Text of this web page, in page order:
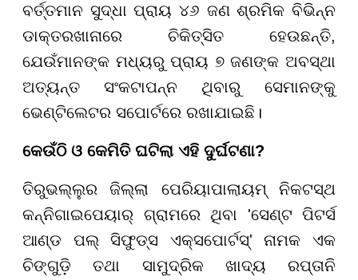
ବର୍ତ୍ତମାନ ସୁଦ୍ଧା ପ୍ରାୟ ୪୬ ଜଣ ଶ୍ରମିକ ବିଭିନ୍ନ
ଡାକ୍ତରଖାନାରେ ଚିକିତ୍ସିତ ହେଉଛନ୍ତି,
ଯେଉଁମାନଙ୍କ ମଧ୍ୟରୁ ପ୍ରାୟ ୭ ଜଣଙ୍କ ଅବସ୍ଥା
ଅତ୍ୟନ୍ତ ସଂକଟାପନ୍ନ ଥିବାରୁ ସେମାନଙ୍କୁ
ଭେଣ୍ଟିଲେଟର ସପୋର୍ଟରେ ରଖାଯାଇଛି।
କେଉଁଠି ଓ କେମିତି ଘଟିଲା ଏହି ଦୁର୍ଘଟଣା?
ତିରୁଭଲ୍ଲୁର ଜିଲ୍ଲା ପେରିୟାପାଲାୟମ୍ ନିକଟସ୍ଥ
କନ୍ନିଗାଇପେୟାର୍ ଗ୍ରାମରେ ଥିବା 'ସେଣ୍ଟ ପିଟର୍ସ
ଆଣ୍ଡ ପଲ୍ ସିଫୁଡ୍ସ ଏକ୍ସପୋର୍ଟସ୍' ନାମକ ଏକ
ଚିଙ୍ଗୁଡ଼ି ତଥା ସାମୁଦ୍ରିକ ଖାଦ୍ୟ ରପ୍ତାନି